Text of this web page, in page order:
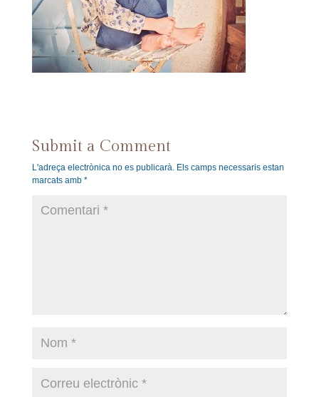
Submit a Comment
L'adreça electrònica no es publicarà. Els camps necessaris estan
marcats amb *